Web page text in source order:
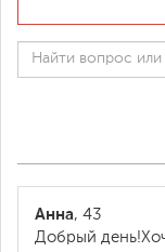
Анна, 43
Добрый